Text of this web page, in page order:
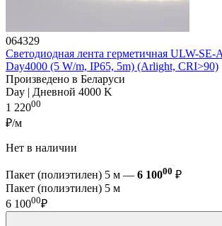
064329
Светодиодная лента герметичная ULW-SE-
Day4000 (5 W/m, IP65, 5m) (Arlight, CRI>90)
Произведено в Беларуси
Day | Дневной 4000 K
1 22000
₽/м
Нет в наличии
Пакет (полиэтилен) 5 м — 6 10000 ₽
Пакет (полиэтилен) 5 м
6 10000₽